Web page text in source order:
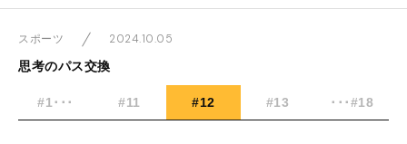
スポーツ
2024.10.05
思考のパス交換
#1･･･ #11 #12 #13 ･･･#18